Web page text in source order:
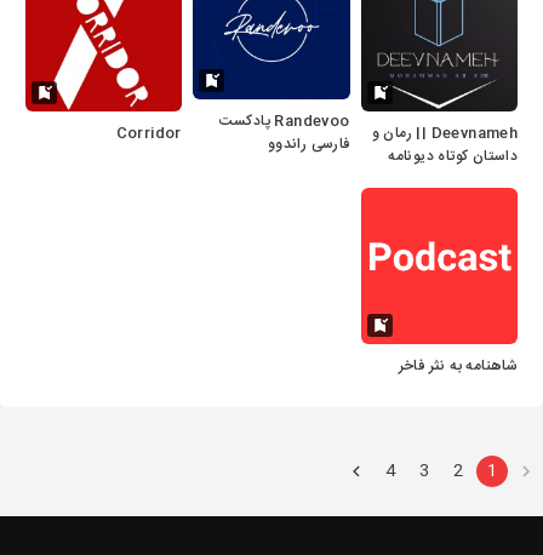
Deevnameh || رمان و
داستان کوتاه دیونامه
Randevoo پادکست
فارسی راندوو
Corridor
شاهنامه به نثر فاخر
1
2
3
4